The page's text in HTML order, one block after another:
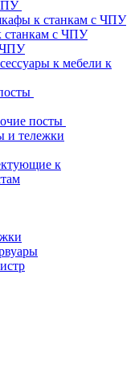
к станкам с ЧПУ
станкам с ЧПУ
ЧПУ
к мебели к
посты
и тележки
к